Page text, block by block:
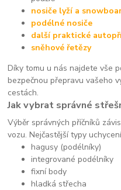
nosiče lyží a
podélné nosiče
další praktické
sněhové řetězy
Díky tomu u nás najdete vše
bezpečnou přepravu vašeho
cestách.
Jak vybrat správné
Výběr správných příčníků
vozu. Nejčastější typy
hagusy (podélníky)
integrované podélníky
fixní body
hladká střecha